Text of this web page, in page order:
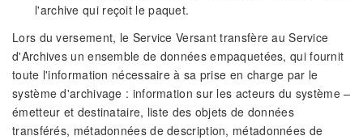
l'archive qui reçoit le paquet.
Lors du versement, le Service Versant transfère au Service
d'Archives un ensemble de données empaquetées, qui fournit
toute l'information nécessaire à sa prise en charge par le
système d'archivage : information sur les acteurs du système –
émetteur et destinataire, liste des objets de données
transférés, métadonnées de description, métadonnées de